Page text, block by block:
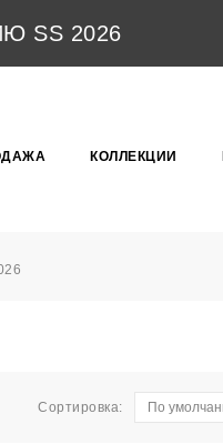
SS 2026
КОЛЛЕКЦИИ
Сортировка: